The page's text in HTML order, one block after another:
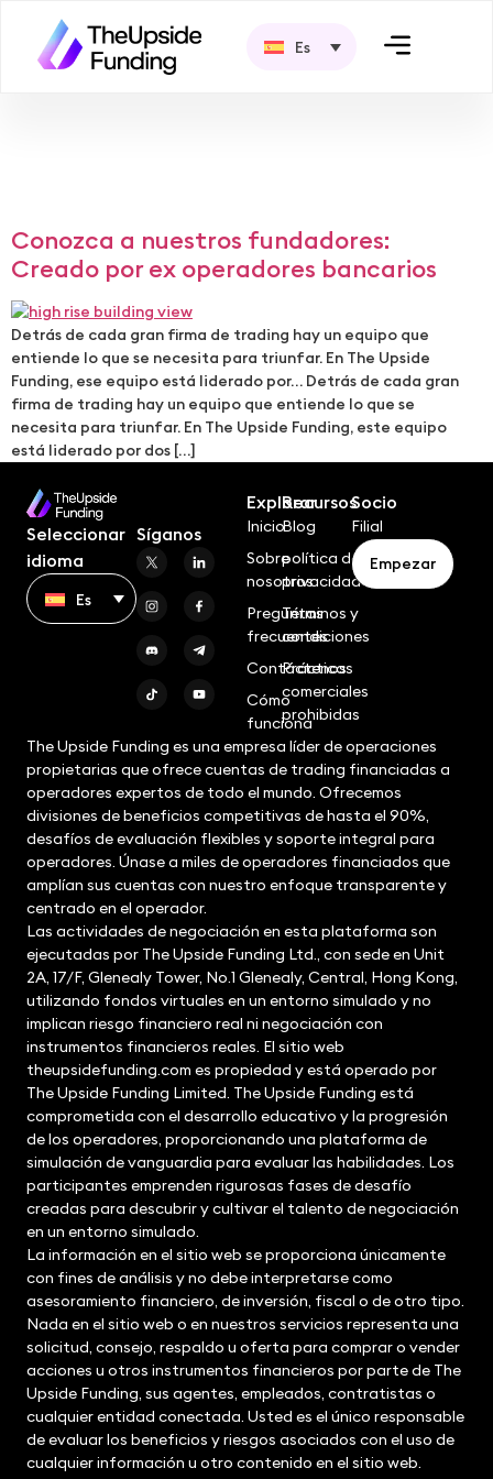
Es
Conozca a nuestros fundadores:
Creado por ex operadores bancarios
Detrás de cada gran firma de trading hay un equipo que
entiende lo que se necesita para triunfar. En The Upside
Funding, ese equipo está liderado por… Detrás de cada gran
firma de trading hay un equipo que entiende lo que se
necesita para triunfar. En The Upside Funding, este equipo
está liderado por dos […]
Seleccionar
idioma
Es
Síganos
Explorar
Inicio
Sobre
nosotros
Preguntas
frecuentes
Contáctenos
Cómo
funciona
Recursos
Blog
política de
privacidad
Términos y
condiciones
Prácticas
comerciales
prohibidas
Socio
Filial
Empezar
The Upside Funding es una empresa líder de operaciones
propietarias que ofrece cuentas de trading financiadas a
operadores expertos de todo el mundo. Ofrecemos
divisiones de beneficios competitivas de hasta el 90%,
desafíos de evaluación flexibles y soporte integral para
operadores. Únase a miles de operadores financiados que
amplían sus cuentas con nuestro enfoque transparente y
centrado en el operador.
Las actividades de negociación en esta plataforma son
ejecutadas por The Upside Funding Ltd., con sede en Unit
2A, 17/F, Glenealy Tower, No.1 Glenealy, Central, Hong Kong,
utilizando fondos virtuales en un entorno simulado y no
implican riesgo financiero real ni negociación con
instrumentos financieros reales. El sitio web
theupsidefunding.com es propiedad y está operado por
The Upside Funding Limited. The Upside Funding está
comprometida con el desarrollo educativo y la progresión
de los operadores, proporcionando una plataforma de
simulación de vanguardia para evaluar las habilidades. Los
participantes emprenden rigurosas fases de desafío
creadas para descubrir y cultivar el talento de negociación
en un entorno simulado.
La información en el sitio web se proporciona únicamente
con fines de análisis y no debe interpretarse como
asesoramiento financiero, de inversión, fiscal o de otro tipo.
Nada en el sitio web o en nuestros servicios representa una
solicitud, consejo, respaldo u oferta para comprar o vender
acciones u otros instrumentos financieros por parte de The
Upside Funding, sus agentes, empleados, contratistas o
cualquier entidad conectada. Usted es el único responsable
de evaluar los beneficios y riesgos asociados con el uso de
cualquier información u otro contenido en el sitio web.